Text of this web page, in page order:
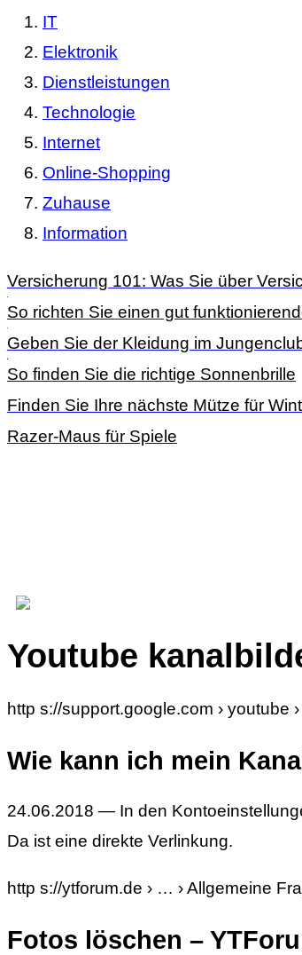
IT
Elektronik
Dienstleistungen
Technologie
Internet
Online-Shopping
Zuhause
Information
Versicherung 101: Was Sie über
So richten Sie einen gut
Geben Sie der Kleidung im
So finden Sie die richtige Sonnenbrille
Finden Sie Ihre nächste Mütze für
Razer-Maus für Spiele
Youtube
http s://support.google.com › youtube
Wie kann ich mein
24.06.2018 — In den
Da ist eine direkte Verlinkung.
http s://ytforum.de › … › Allgemeine
Fotos löschen –